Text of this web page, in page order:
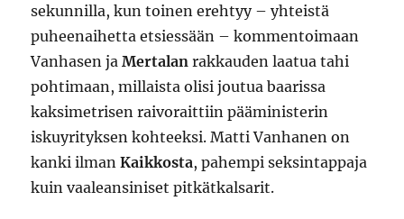
sekunnilla, kun toinen erehtyy – yhteistä
puheenaihetta etsiessään – kommentoimaan
Vanhasen jaMertalan rakkauden laatua tahi
pohtimaan, millaista olisi joutua baarissa
kaksimetrisen raivoraittiin pääministerin
iskuyrityksen kohteeksi. Matti Vanhanen on
kanki ilmanKaikkosta, pahempi seksintappaja
kuin vaaleansiniset pitkätkalsarit.